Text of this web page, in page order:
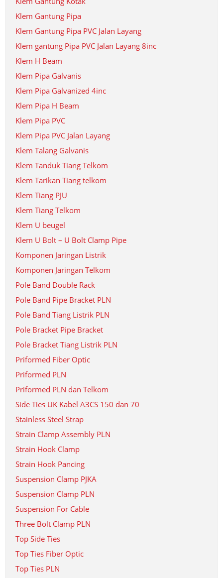
Klem Gantung Pipa
Klem Gantung Pipa PVC Jalan Layang
Klem gantung Pipa PVC Jalan Layang 8inc
Klem H Beam
Klem Pipa Galvanis
Klem Pipa Galvanized 4inc
Klem Pipa H Beam
Klem Pipa PVC
Klem Pipa PVC Jalan Layang
Klem Talang Galvanis
Klem Tanduk Tiang Telkom
Klem Tarikan Tiang telkom
Klem Tiang PJU
Klem Tiang Telkom
Klem U beugel
Klem U Bolt – U Bolt Clamp Pipe
Komponen Jaringan Listrik
Komponen Jaringan Telkom
Pole Band Double Rack
Pole Band Pipe Bracket PLN
Pole Band Tiang Listrik PLN
Pole Bracket Pipe Bracket
Pole Bracket Tiang Listrik PLN
Priformed Fiber Optic
Priformed PLN
Priformed PLN dan Telkom
Side Ties UK Kabel A3CS 150 dan 70
Stainless Steel Strap
Strain Clamp Assembly PLN
Strain Hook Clamp
Strain Hook Pancing
Suspension Clamp PJKA
Suspension Clamp PLN
Suspension For Cable
Three Bolt Clamp PLN
Top Side Ties
Top Ties Fiber Optic
Top Ties PLN